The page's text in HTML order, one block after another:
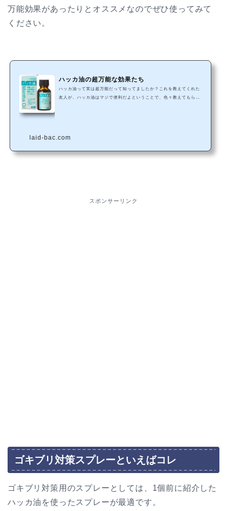
万能効果があったりとオススメなのでぜひ使ってみて
ください。
ハッカ油の超万能な効果たち
ハッカ油って実は超万能だって知ってましたか？これを教えてくれた
友人が、ハッカ油はマジで便利だよということで、色々教えてもらっ
混ぜたものを作っておくとめっちゃ便利です。生ゴミにふるのもあ
安眠…
laid-bac.com
スポンサーリンク
ゴキブリ対策スプレーといえばコレ
ゴキブリ対策用のスプレーとしては、1個前に紹介した
ハッカ油を使ったスプレーが最適です。